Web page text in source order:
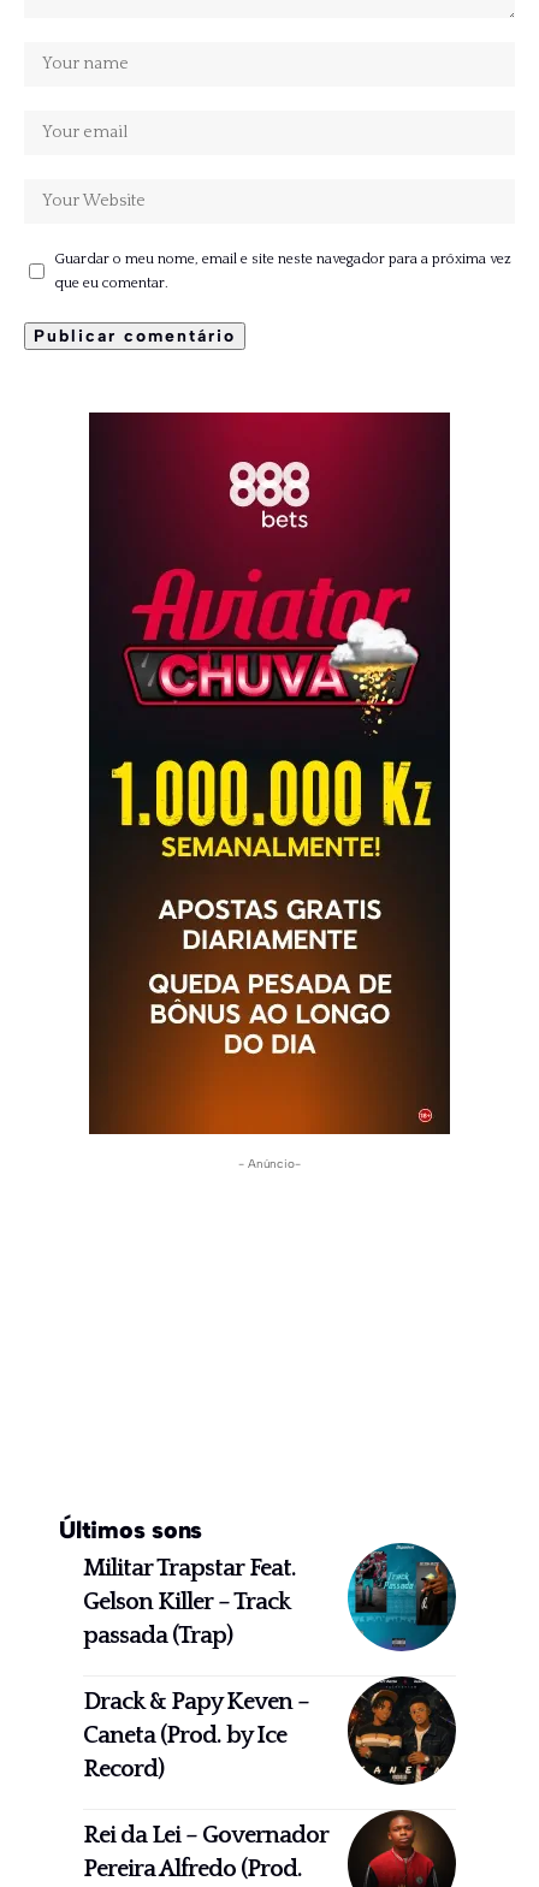
Guardar o meu nome, email e site neste navegador para a próxima vez
que eu comentar.
- Anúncio-
Últimos sons
Militar Trapstar Feat.
Gelson Killer – Track
passada (Trap)
Drack & Papy Keven –
Caneta (Prod. by Ice
Record)
Rei da Lei – Governador
Pereira Alfredo (Prod.